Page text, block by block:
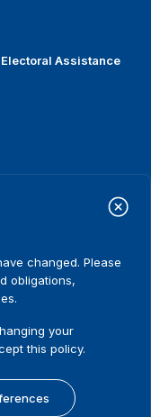
Assistance
resources
changed. Please
obligations,
your
this policy.